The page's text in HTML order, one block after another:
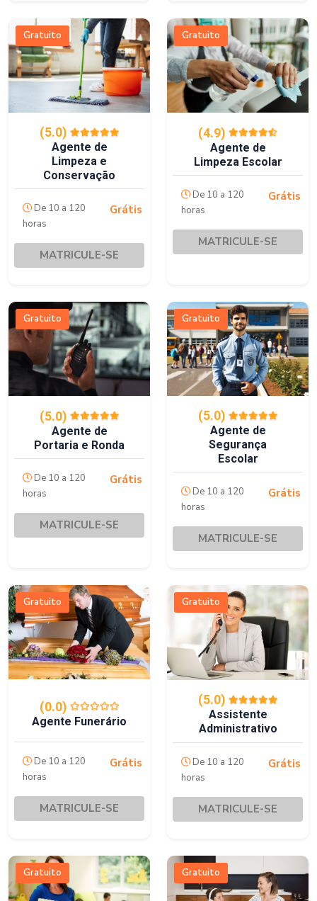
Gratuito
(5.0)
Agente de
Limpeza e
Conservação
De 10 a 120
horas
Grátis
MATRICULE-SE
Gratuito
(4.9)
Agente de
Limpeza Escolar
De 10 a 120
horas
Grátis
MATRICULE-SE
Gratuito
(5.0)
Agente de
Portaria e Ronda
De 10 a 120
horas
Grátis
MATRICULE-SE
Gratuito
(5.0)
Agente de
Segurança
Escolar
De 10 a 120
horas
Grátis
MATRICULE-SE
Gratuito
(0.0)
Agente Funerário
De 10 a 120
horas
Grátis
MATRICULE-SE
Gratuito
(5.0)
Assistente
Administrativo
De 10 a 120
horas
Grátis
MATRICULE-SE
Gratuito Gratuito